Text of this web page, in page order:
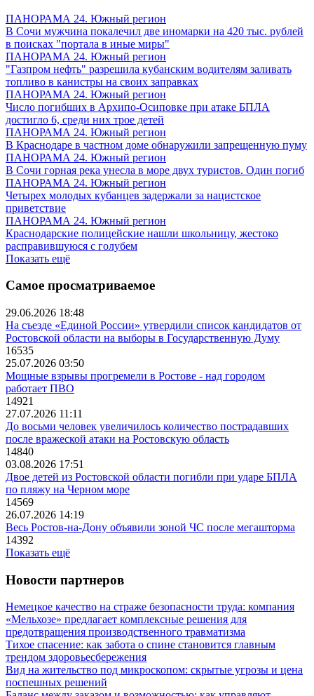
ПАНОРАМА 24. Южный регион
В Сочи мужчина покалечил две иномарки на 420 тыс. рублей
в поисках "портала в иные миры"
ПАНОРАМА 24. Южный регион
"Газпром нефть" разрешила кубанским водителям заливать
топливо в канистры на своих заправках
ПАНОРАМА 24. Южный регион
Число погибших в Архипо-Осиповке при атаке БПЛА
достигло 6, среди них трое детей
ПАНОРАМА 24. Южный регион
В Краснодаре в частном доме обнаружили запрещенную пуму
ПАНОРАМА 24. Южный регион
В Сочи горная река унесла в море двух туристов. Один погиб
ПАНОРАМА 24. Южный регион
Четырех молодых кубанцев задержали за нацистское
приветствие
ПАНОРАМА 24. Южный регион
Краснодарские полицейские нашли школьницу, жестоко
расправившуюся с голубем
Показать ещё
Самое просматриваемое
29.06.2026 18:48
На съезде «Единой России» утвердили список кандидатов от
Ростовской области на выборы в Государственную Думу
16535
25.07.2026 03:50
Мощные взрывы прогремели в Ростове - над городом
работает ПВО
14921
27.07.2026 11:11
До восьми человек увеличилось количество пострадавших
после вражеской атаки на Ростовскую область
14840
03.08.2026 17:51
Двое детей из Ростовской области погибли при ударе БПЛА
по пляжу на Черном море
14569
26.07.2026 14:19
Весь Ростов-на-Дону объявили зоной ЧС после мегашторма
14392
Показать ещё
Новости партнеров
Немецкое качество на страже безопасности труда: компания
«Мельхозе» предлагает комплексные решения для
предотвращения производственного травматизма
Тихое спасение: как забота о спине становится главным
трендом здоровьесбережения
Вид на жительство под микроскопом: скрытые угрозы и цена
поспешных решений